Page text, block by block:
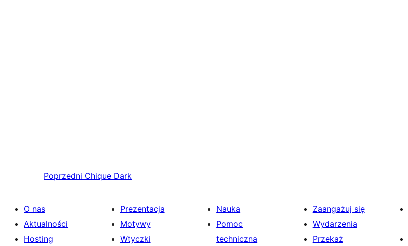
Poprzedni Chique Dark
O nas
Aktualności
Hosting
Prezentacja
Motywy
Wtyczki
Nauka
Pomoc
techniczna
Zaangażuj się
Wydarzenia
Przekaż